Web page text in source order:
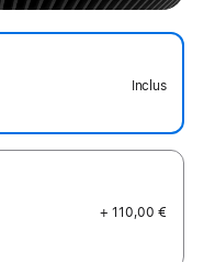
Inclus
+ 110,00 €